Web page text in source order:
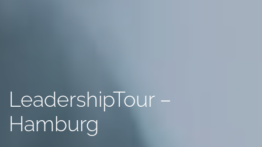
LeadershipTour –
Hamburg